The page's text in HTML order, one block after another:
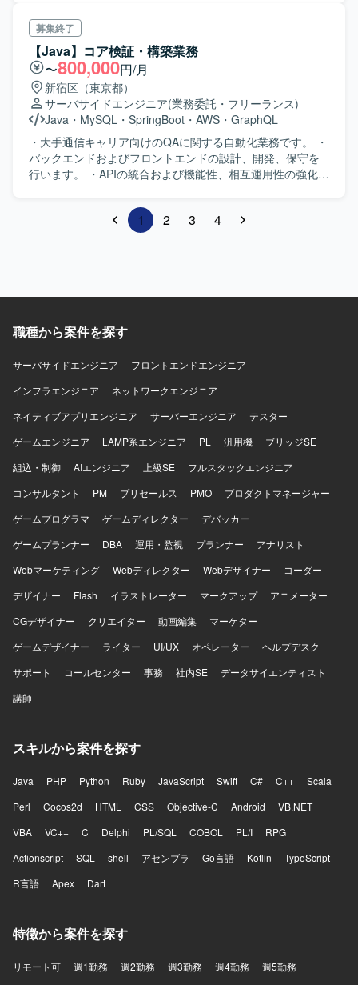
募集終了
【Java】コア検証・構築業務
〜800,000円/月
新宿区（東京都）
サーバサイドエンジニア(業務委託・フリーランス)
Java ・ MySQL ・ SpringBoot ・ AWS ・ GraphQL
・大手通信キャリア向けのQAに関する自動化業務です。 ・
バックエンドおよびフロントエンドの設計、開発、保守を
行います。 ・APIの統合および機能性、相互運用性の強化を
合によりパフォーマンスを強化します。 ・セキュリティ対
策の実装や、CI/CDデプロイメントの統合も担当します。
1 2 3 4
職種から案件を探す
サーバサイドエンジニア
フロントエンドエンジニア
インフラエンジニア
ネットワークエンジニア
ネイティブアプリエンジニア
サーバーエンジニア
テスター
ゲームエンジニア
LAMP系エンジニア PL 汎用機
ブリッジSE
組込・制御
AIエンジニア 上級SE
フルスタックエンジニア
コンサルタント
PM プリセールス PMO
プロダクトマネージャー
ゲームプログラマ
ゲームディレクター
デバッカー
ゲームプランナー
DBA 運用・監視 プランナー
アナリスト
Webマーケティング
Webディレクター Webデザイナー
コーダー
デザイナー
Flash イラストレーター マークアップ
アニメーター
CGデザイナー
クリエイター 動画編集
マーケター
ゲームデザイナー
ライター UI/UX オペレーター
ヘルプデスク
サポート
コールセンター 事務 社内SE
データサイエンティスト
講師
スキルから案件を探す
Java PHP Python Ruby JavaScript Swift C# C++
Scala
Perl
Cocos2d HTML CSS Objective-C Android
VB.NET
VBA
VC++ C Delphi PL/SQL COBOL PL/I
RPG
Actionscript
SQL shell アセンブラ Go言語 Kotlin
TypeScript
R言語
Apex Dart
特徴から案件を探す
リモート可 週1勤務 週2勤務 週3勤務 週4勤務 週5勤務